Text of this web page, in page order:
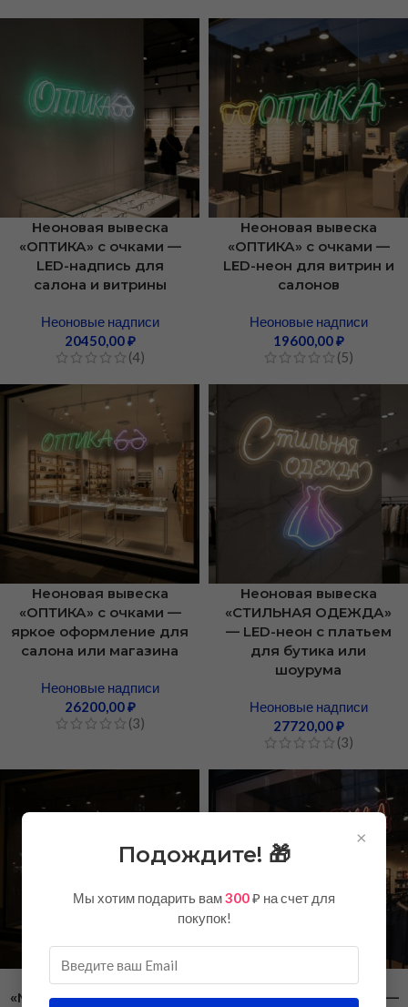
Неоновая вывеска
«ОПТИКА» с очками —
LED-надпись для
салона и витрины
Неоновые надписи
20450,00₽
(4)
Неоновая вывеска
«ОПТИКА» с очками —
LED-неон для витрин и
салонов
Неоновые надписи
19600,00₽
(5)
Неоновая вывеска
«ОПТИКА» с очками —
яркое оформление для
салона или магазина
Неоновые надписи
26200,00₽
(3)
Неоновая вывеска
«СТИЛЬНАЯ ОДЕЖДА»
— LED-неон с платьем
для бутика или
шоурума
Неоновые надписи
27720,00₽
(3)
Неоновая вывеска
«МУЖСКАЯ ОДЕЖДА» —
Неоновая вывеска
«МУЖСКАЯ ОДЕЖДА» —
×
Подождите! 🎁
Мы хотим подарить вам300₽ на счет для
покупок!